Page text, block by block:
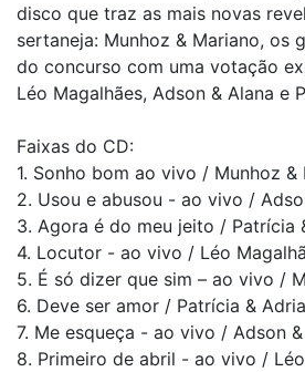
disco que traz as mais novas
sertaneja: Munhoz & Mariano, os
do concurso com uma votação
Léo Magalhães, Adson & Alana e
Faixas do CD:
1. Sonho bom ao vivo / Munhoz &
2. Usou e abusou - ao vivo /
3. Agora é do meu jeito / Patrícia
4. Locutor - ao vivo / Léo
5. É só dizer que sim – ao vivo /
6. Deve ser amor / Patrícia &
7. Me esqueça - ao vivo / Adson
8. Primeiro de abril - ao vivo /